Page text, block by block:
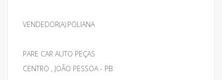
VENDEDOR(A):POLIANA
PARE CAR AUTO PEÇAS
CENTRO , JOÃO PESSOA - PB